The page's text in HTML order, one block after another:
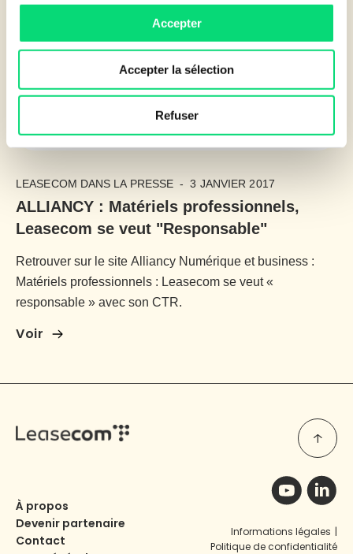
Accepter
Accepter la sélection
Refuser
LEASECOM DANS LA PRESSE - 3 JANVIER 2017
ALLIANCY : Matériels professionnels,
Leasecom se veut "Responsable"
Retrouver sur le site Alliancy Numérique et business :
Matériels professionnels : Leasecom se veut «
responsable » avec son CTR.
Voir
À propos
Devenir partenaire
Contact
Informations légales |
Politique de confidentialité